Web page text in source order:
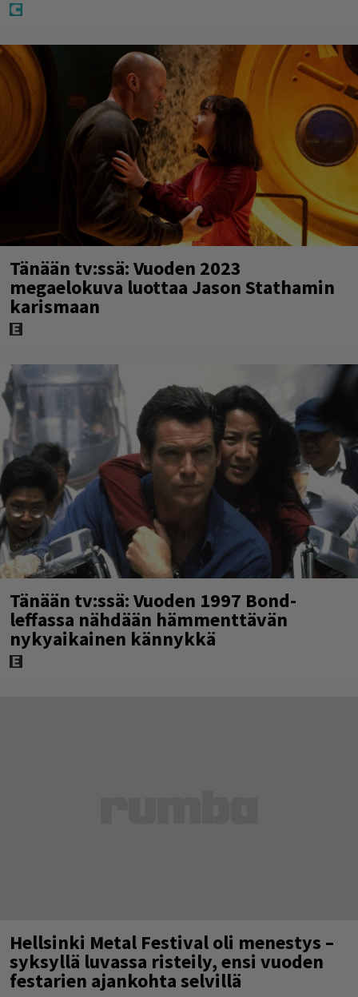
Tänään tv:ssä: Vuoden 2023
megaelokuva luottaa Jason Stathamin
karismaan
Tänään tv:ssä: Vuoden 1997 Bond-
leffassa nähdään hämmenttävän
nykyaikainen kännykkä
Hellsinki Metal Festival oli menestys –
syksyllä luvassa risteily, ensi vuoden
festarien ajankohta selvillä